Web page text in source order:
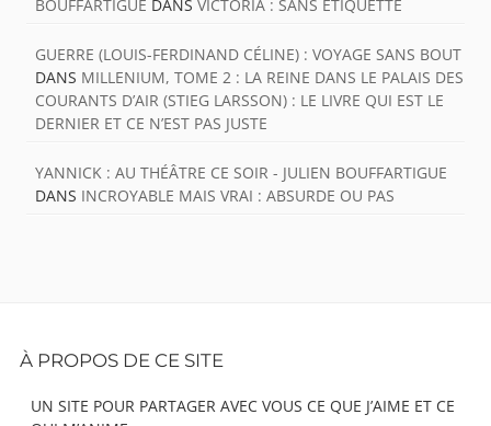
BOUFFARTIGUE DANS VICTORIA : SANS ÉTIQUETTE
GUERRE (LOUIS-FERDINAND CÉLINE) : VOYAGE SANS BOUT
DANS MILLENIUM, TOME 2 : LA REINE DANS LE PALAIS DES
COURANTS D’AIR (STIEG LARSSON) : LE LIVRE QUI EST LE
DERNIER ET CE N’EST PAS JUSTE
YANNICK : AU THÉÂTRE CE SOIR - JULIEN BOUFFARTIGUE
DANS INCROYABLE MAIS VRAI : ABSURDE OU PAS
Content
À PROPOS DE CE SITE
UN SITE POUR PARTAGER AVEC VOUS CE QUE J’AIME ET CE